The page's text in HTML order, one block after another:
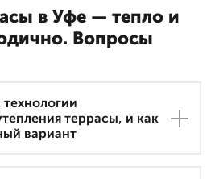
в Уфе — тепло и
Вопросы
террасы, и как
вариант